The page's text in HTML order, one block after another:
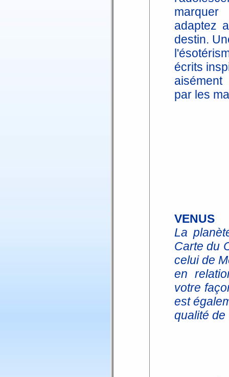
adaptez
destin.
écrits
par les
VENUS
La
Carte du
celui de
en
votre
est
qualité de